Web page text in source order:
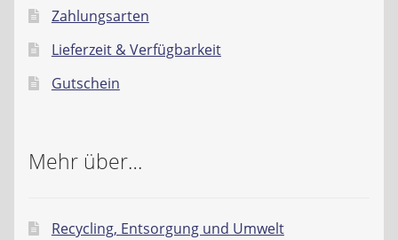
Zahlungsarten
Lieferzeit & Verfügbarkeit
Gutschein
Mehr über…
Recycling, Entsorgung und Umwelt